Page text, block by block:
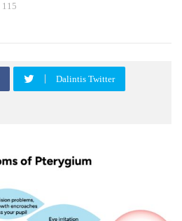
115
Dalintis Twitter